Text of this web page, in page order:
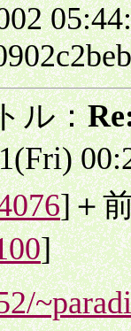
ル：
]＋
]